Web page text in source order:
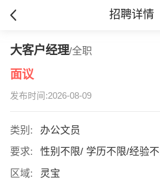
招聘详情
大客户经理/全职
面议
发布时间:2026-08-09
类别:
办公文员
要求:
性别不限/ 学历不限/经验
区域:
灵宝